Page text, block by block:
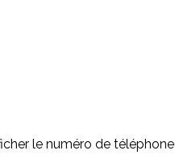
le numéro de téléphone